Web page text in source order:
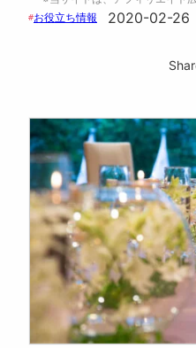
#お役立ち情報 2020-02-26